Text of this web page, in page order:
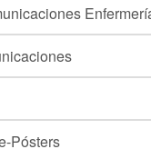
Pósters